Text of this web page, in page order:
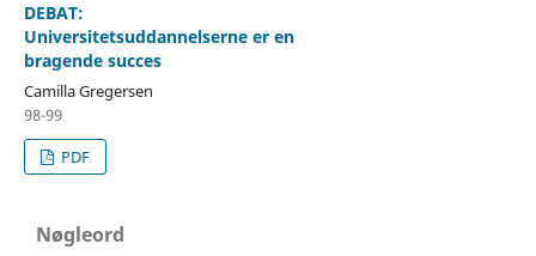
DEBAT:
Universitetsuddannelserne er en
bragende succes
Camilla Gregersen
98-99
PDF
Nøgleord